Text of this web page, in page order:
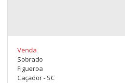
Venda
Sobrado
Figueroa
Caçador - SC